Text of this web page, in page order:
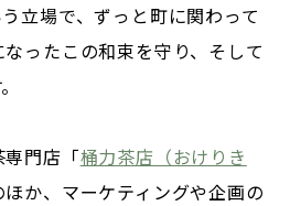
立場で、ずっと町に関わって
ったこの和束を守り、そして
専門店「桶力茶店（おけりき
ほか、マーケティングや企画の